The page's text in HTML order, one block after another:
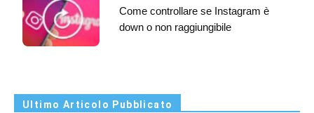
Come controllare se Instagram è
down o non raggiungibile
Ultimo Articolo Pubblicato